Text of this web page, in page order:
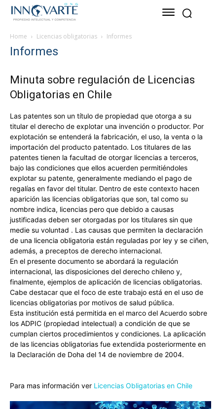
Home Licencias obligatorias Informes
Informes
Minuta sobre regulación de Licencias
Obligatorias en Chile
Las patentes son un título de propiedad que otorga a su
titular el derecho de explotar una invención o productor. Por
explotación se entenderá la fabricación, el uso, la venta o la
importación del producto patentado. Los titulares de las
patentes tienen la facultad de otorgar licencias a terceros,
bajo las condiciones que ellos acuerden permitiéndoles
explotar su patente, generalmente mediando el pago de
regalías en favor del titular. Dentro de este contexto hacen
aparición las licencias obligatorias que son, tal como su
nombre indica, licencias pero que debido a causas
justificadas deben ser otorgadas por los titulares sin que
medie su voluntad . Las causas que permiten la declaración
de una licencia obligatoria están reguladas por ley y se ciñen,
además, a preceptos de derecho internacional.
En el presente documento se abordará la regulación
internacional, las disposiciones del derecho chileno y,
finalmente, ejemplos de aplicación de licencias obligatorias.
Cabe destacar que el foco de este trabajo está en el uso de
licencias obligatorias por motivos de salud pública.
Esta institución está permitida en el marco del Acuerdo sobre
los ADPIC (propiedad intelectual) a condición de que se
cumplan ciertos procedimientos y condiciones. La aplicación
de las licencias obligatorias fue extendida posteriormente en
la Declaración de Doha del 14 de noviembre de 2004.
Para mas información ver Licencias Obligatorias en Chile